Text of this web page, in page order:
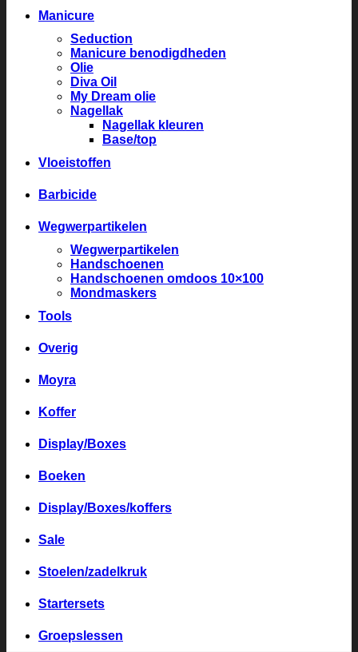
Manicure
Seduction
Manicure benodigdheden
Olie
Diva Oil
My Dream olie
Nagellak
Nagellak kleuren
Base/top
Vloeistoffen
Barbicide
Wegwerpartikelen
Wegwerpartikelen
Handschoenen
Handschoenen omdoos 10×100
Mondmaskers
Tools
Overig
Moyra
Koffer
Display/Boxes
Boeken
Display/Boxes/koffers
Sale
Stoelen/zadelkruk
Startersets
Groepslessen